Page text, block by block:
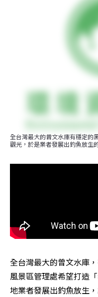
全台灣最大的曾文水庫有穩定的
觀光，於是業者發展出釣魚放生
全台灣最大的曾文水庫
風景區管理處希望打造
地業者發展出釣魚放生